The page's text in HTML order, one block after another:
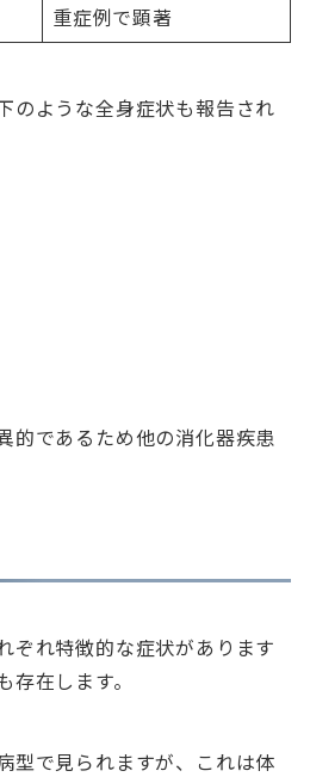
重症例で顕著
のような全身症状も報告され
的であるため他の消化器疾患
ぞれ特徴的な症状があります
在します。
型で見られますが、これは体